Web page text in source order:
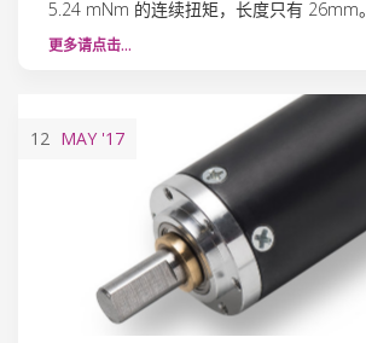
5.24 mNm 的连续扭矩，长度只有 26mm。
更多请点击…
12 MAY '17